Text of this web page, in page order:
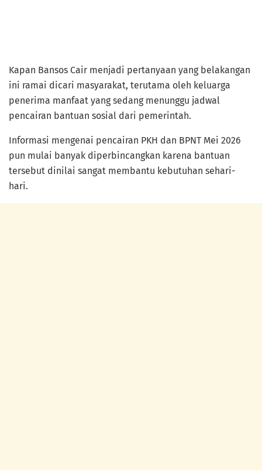
Kapan Bansos Cair menjadi pertanyaan yang belakangan
ini ramai dicari masyarakat, terutama oleh keluarga
penerima manfaat yang sedang menunggu jadwal
pencairan bantuan sosial dari pemerintah.
Informasi mengenai pencairan PKH dan BPNT Mei 2026
pun mulai banyak diperbincangkan karena bantuan
tersebut dinilai sangat membantu kebutuhan sehari-
hari.